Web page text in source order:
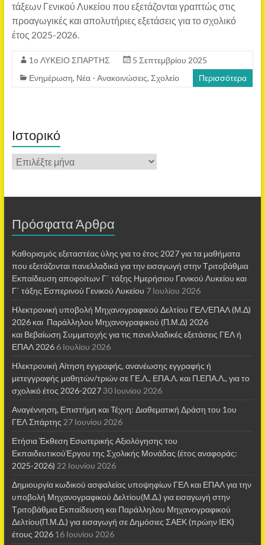
τάξεων Γενικού Λυκείου που εξετάζονται γραπτώς στις
προαγωγικές και απολυτήριες εξετάσεις για το σχολικό
έτος 2025-2026.
1o ΛΥΚΕΙΟ ΣΠΑΡΤΗΣ
5 Σεπτεμβρίου 2025
Ενημέρωση, Νέα - Ανακοινώσεις, Σχολείο Περισσότερα
Ιστορικό
Πρόσφατα Άρθρα
Καθορισμός εξεταστέας ύλης για το έτος 2027 για τα μαθήματα
που εξετάζονται πανελλαδικά για την εισαγωγή στην Τριτοβάθμια
Εκπαίδευση αποφοίτων Γ΄ τάξης Ημερήσιου Γενικού Λυκείου και
Γ΄ τάξης Εσπερινού Γενικού Λυκείου 7 Ιουλίου 2026
Ηλεκτρονική υποβολή Μηχανογραφικού Δελτίου ΓΕΛ/ΕΠΑΛ (Μ.Δ)
2026 και Παράλληλου Μηχανογραφικού (Π.Μ.Δ) 2026
και Βεβαίωση Συμμετοχής για τις πανελλαδικές εξετάσεις ΓΕΛ ή
ΕΠΑΛ 2026 6 Ιουλίου 2026
Ηλεκτρονική Αίτηση εγγραφής, ανανέωσης εγγραφής ή
μετεγγραφής μαθητών/τριών σε ΓΕ.Λ., ΕΠΑ.Λ. και Π.ΕΠΑ.Λ., για το
σχολικό έτος 2026-202730 Ιουνίου 2026
Αναγέννηση, Επιστήμη και Τέχνη: Διαθεματική Δράση του 1ου
ΓΕΛ Σπάρτης 27 Ιουνίου 2026
Ετήσια Έκθεση Εσωτερικής Αξιολόγησης του
ΕκπαιδευτικούΈργου της Σχολικής Μονάδας (έτος αναφοράς:
2025-2026) 22 Ιουνίου 2026
Δημιουργία κωδικού ασφαλείας υποψηφίων ΓΕΛ και ΕΠΑΛ για την
υποβολή Μηχανογραφικού Δελτίου(Μ.Δ.) για εισαγωγή στην
Τριτοβάθμια Εκπαίδευση και Παράλληλου Μηχανογραφικού
Δελτίου(Π.Μ.Δ.) για εισαγωγή σε Δημόσιες ΣΑΕΚ (πρώην ΙΕΚ)
έτους 2026 16 Ιουνίου 2026